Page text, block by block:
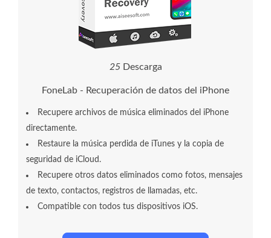
25Descarga
FoneLab - Recuperación de datos del iPhone
Recupere archivos de música eliminados del iPhone
directamente.
Restaure la música perdida de iTunes y la copia de
seguridad de iCloud.
Recupere otros datos eliminados como fotos, mensajes
de texto, contactos, registros de llamadas, etc.
Compatible con todos tus dispositivos iOS.